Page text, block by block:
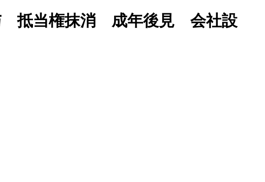
抵当権抹消 成年後見 会社設